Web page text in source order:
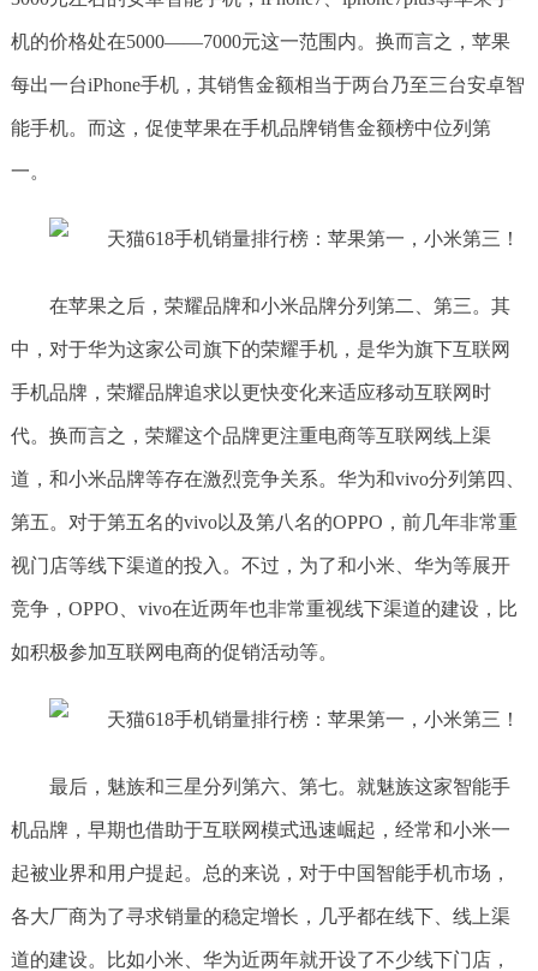
机的价格处在5000——7000元这一范围内。换而言之，苹果
每出一台iPhone手机，其销售金额相当于两台乃至三台安卓智
能手机。而这，促使苹果在手机品牌销售金额榜中位列第
一。
在苹果之后，荣耀品牌和小米品牌分列第二、第三。其
中，对于华为这家公司旗下的荣耀手机，是华为旗下互联网
手机品牌，荣耀品牌追求以更快变化来适应移动互联网时
代。换而言之，荣耀这个品牌更注重电商等互联网线上渠
道，和小米品牌等存在激烈竞争关系。华为和vivo分列第四、
第五。对于第五名的vivo以及第八名的OPPO，前几年非常重
视门店等线下渠道的投入。不过，为了和小米、华为等展开
竞争，OPPO、vivo在近两年也非常重视线下渠道的建设，比
如积极参加互联网电商的促销活动等。
最后，魅族和三星分列第六、第七。就魅族这家智能手
机品牌，早期也借助于互联网模式迅速崛起，经常和小米一
起被业界和用户提起。总的来说，对于中国智能手机市场，
各大厂商为了寻求销量的稳定增长，几乎都在线下、线上渠
道的建设。比如小米、华为近两年就开设了不少线下门店，